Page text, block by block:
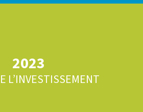
2023
L’INVESTISSEMENT